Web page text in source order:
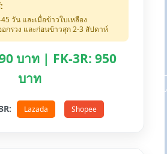
วัน และเมื่อข้าวใบเหลือง
อกรวง และก่อนข้าวสุก 2-3 สัปดาห์
บาท | FK-3R: 950
บาท
Lazada Shopee